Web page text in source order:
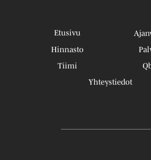
Etusivu
Hinnasto
Tiimi
Yhteystiedot